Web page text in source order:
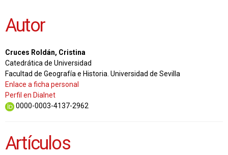
Autor
Cruces Roldán, Cristina
Catedrática de Universidad
Facultad de Geografía e Historia. Universidad de Sevilla
Enlace a ficha personal
Perfil en Dialnet
0000-0003-4137-2962
Artículos